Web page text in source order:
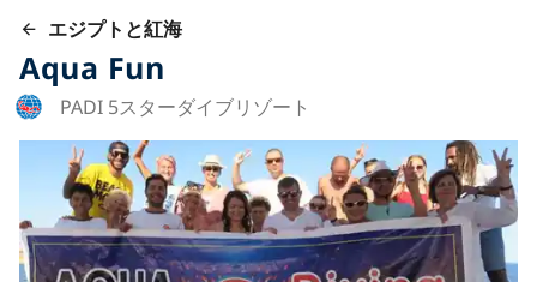
エジプトと紅海
Aqua Fun
PADI 5スターダイブリゾート